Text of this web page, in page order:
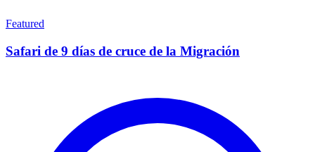
Featured
Safari de 9 días de cruce de la Migración